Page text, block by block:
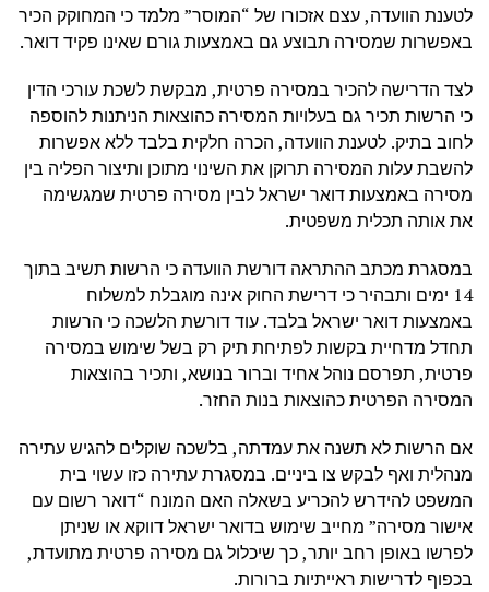
לטענת הוועדה, עצם אזכורו של “המוסר” מלמד כי המחוקק הכיר
באפשרות שמסירה תבוצע גם באמצעות גורם שאינו פקיד דואר.
לצד הדרישה להכיר במסירה פרטית, מבקשת לשכת עורכי הדין
כי הרשות תכיר גם בעלויות המסירה כהוצאות הניתנות להוספה
לחוב בתיק. לטענת הוועדה, הכרה חלקית בלבד ללא אפשרות
להשבת עלות המסירה תרוקן את השינוי מתוכן ותיצור הפליה בין
מסירה באמצעות דואר ישראל לבין מסירה פרטית שמגשימה
את אותה תכלית משפטית.
במסגרת מכתב ההתראה דורשת הוועדה כי הרשות תשיב בתוך
14 ימים ותבהיר כי דרישת החוק אינה מוגבלת למשלוח
באמצעות דואר ישראל בלבד. עוד דורשת הלשכה כי הרשות
תחדל מדחיית בקשות לפתיחת תיק רק בשל שימוש במסירה
פרטית, תפרסם נוהל אחיד וברור בנושא, ותכיר בהוצאות
המסירה הפרטית כהוצאות בנות החזר.
אם הרשות לא תשנה את עמדתה, בלשכה שוקלים להגיש עתירה
מנהלית ואף לבקש צו ביניים. במסגרת עתירה כזו עשוי בית
המשפט להידרש להכריע בשאלה האם המונח “דואר רשום עם
אישור מסירה” מחייב שימוש בדואר ישראל דווקא או שניתן
לפרשו באופן רחב יותר, כך שיכלול גם מסירה פרטית מתועדת,
בכפוף לדרישות ראייתיות ברורות.